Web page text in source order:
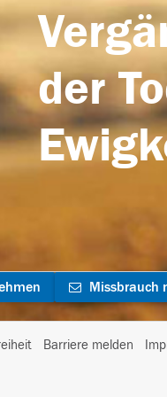
der
Missbrauch
Barriere melden